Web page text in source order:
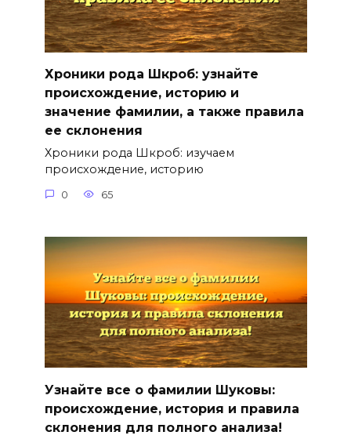
Хроники рода Шкроб: узнайте
происхождение, историю и
значение фамилии, а также правила
ее склонения
Хроники рода Шкроб: изучаем
происхождение, историю
0 65
Узнайте все о фамилии Шуковы:
происхождение, история и правила
склонения для полного анализа!